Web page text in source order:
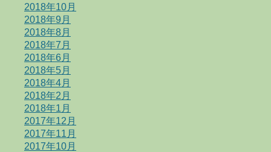
2018年10月
2018年9月
2018年8月
2018年7月
2018年6月
2018年5月
2018年4月
2018年2月
2018年1月
2017年12月
2017年11月
2017年10月